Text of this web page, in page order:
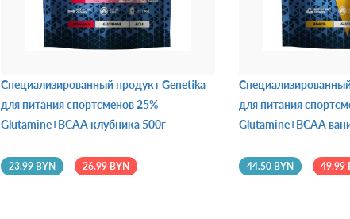
Специализированный продукт Genetika
для питания спортсменов 25%
Glutamine+BCAA клубника 500г
23.99 BYN 26.99 BYN
для питания
Glutamine+BCAA
44.50 BYN 49.99